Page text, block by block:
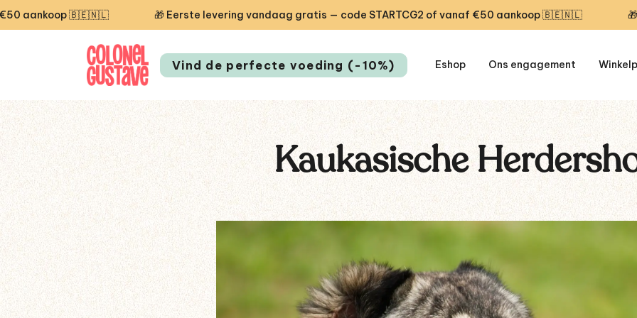
levering vandaag gratis — code STARTCG2 of vanaf €50 aankoop 🇧🇪🇳🇱 🎁 Eerste levering vandaag gratis —
Vind de perfecte voeding (-10%) Eshop Ons engagement
Kaukasische